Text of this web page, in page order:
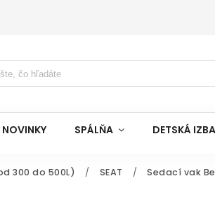
NOVINKY SPÁLŇA DETSKÁ IZBA
300 do 500L) / SEAT / Sedací vak